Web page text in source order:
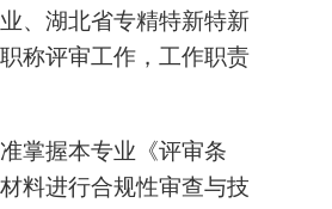
、湖北省专精特新特新
称评审工作，工作职责
准掌握本专业《评审条
料进行合规性审查与技